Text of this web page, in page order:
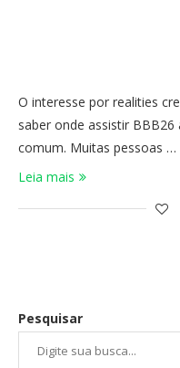
O interesse por realities
saber onde assistir
comum. Muitas pessoas …
Leia mais
Pesquisar